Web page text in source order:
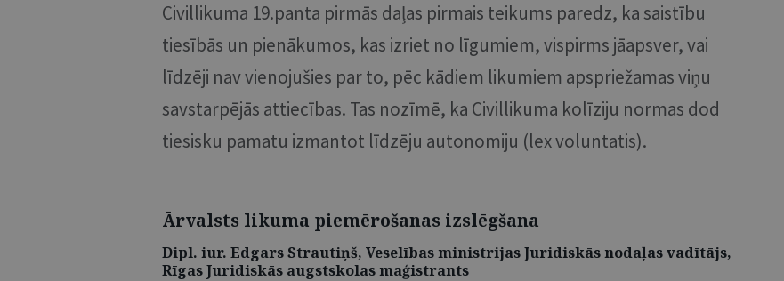
Civillikuma 19.panta pirmās daļas pirmais teikums paredz, ka saistību
tiesībās un pienākumos, kas izriet no līgumiem, vispirms jāapsver, vai
līdzēji nav vienojušies par to, pēc kādiem likumiem apspriežamas viņu
savstarpējās attiecības. Tas nozīmē, ka Civillikuma kolīziju normas dod
tiesisku pamatu izmantot līdzēju autonomiju (lex voluntatis).
Ārvalsts likuma piemērošanas izslēgšana
Dipl. iur. Edgars Strautiņš, Veselības ministrijas Juridiskās nodaļas vadītājs,
Rīgas Juridiskās augstskolas maģistrants